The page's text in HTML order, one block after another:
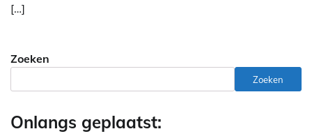
[…]
Zoeken
Zoeken
Onlangs geplaatst: